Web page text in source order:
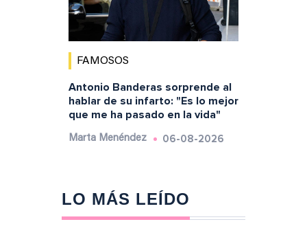
FAMOSOS
Antonio Banderas sorprende al
hablar de su infarto: "Es lo mejor
que me ha pasado en la vida"
Marta Menéndez 06-08-2026
LO MÁS LEÍDO